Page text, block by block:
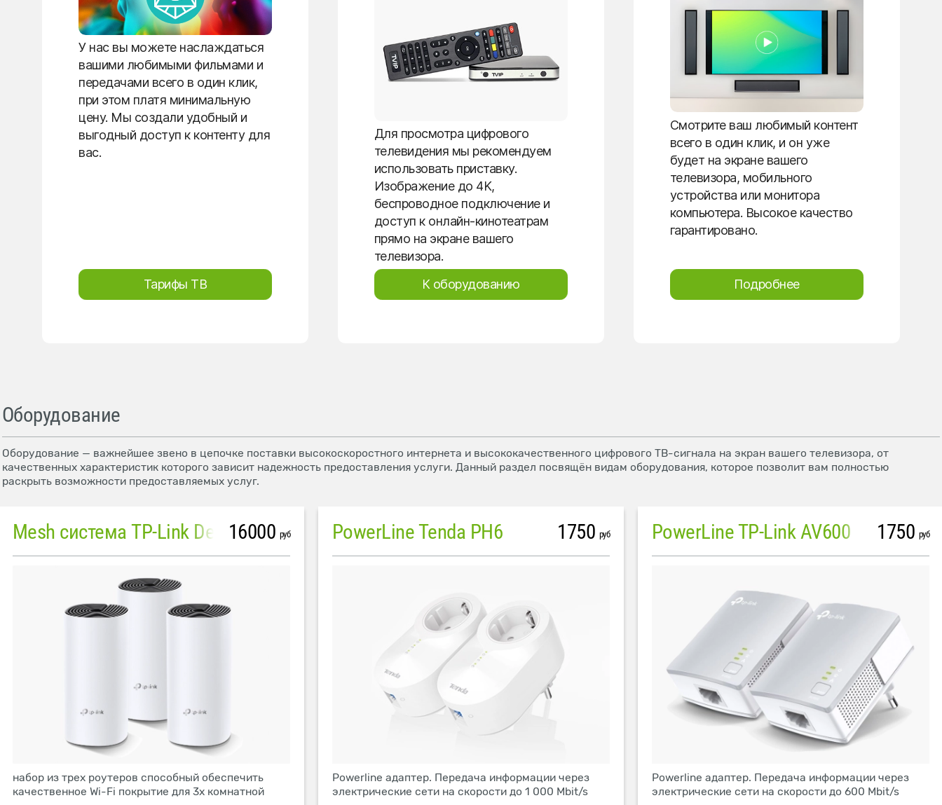
У нас вы можете наслаждаться
вашими любимыми фильмами и
передачами всего в один клик,
при этом платя минимальную
цену. Мы создали удобный и
выгодный доступ к контенту для
вас.
Тарифы ТВ
Для просмотра цифрового
телевидения мы рекомендуем
использовать приставку.
Изображение до 4K,
беспроводное подключение и
доступ к онлайн-кинотеатрам
прямо на экране вашего
телевизора.
К оборудованию
Смотрите ваш любимый контент
всего в один клик, и он уже
будет на экране вашего
телевизора, мобильного
устройства или монитора
компьютера. Высокое качество
гарантировано.
Подробнее
Оборудование
Оборудование — важнейшее звено в цепочке поставки высокоскоростного интернета и высококачественного цифрового ТВ-сигнала на экран вашего телевизора, от
качественных характеристик которого зависит надежность предоставления услуги. Данный раздел посвящён видам оборудования, которое позволит вам полностью
раскрыть возможности предоставляемых услуг.
Mesh система TP-Link Deco M4 (3 устройства)
16000 руб
набор из трех роутеров способный обеспечить
качественное Wi-Fi покрытие для 3х комнатной
PowerLine Tenda PH6 1750 руб
Powerline адаптер. Передача информации через
электрические сети на скорости до 1 000 Mbit/s
PowerLine TP-Link AV600 1750 руб
Powerline адаптер. Передача информации через
электрические сети на скорости до 600 Mbit/s